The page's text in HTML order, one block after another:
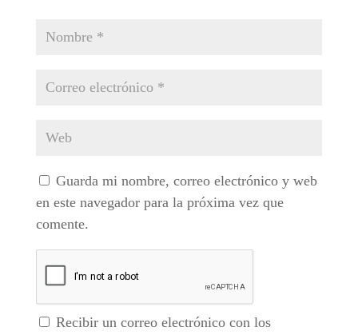
Guarda mi nombre, correo electrónico y web
en este navegador para la próxima vez que
comente.
Recibir un correo electrónico con los